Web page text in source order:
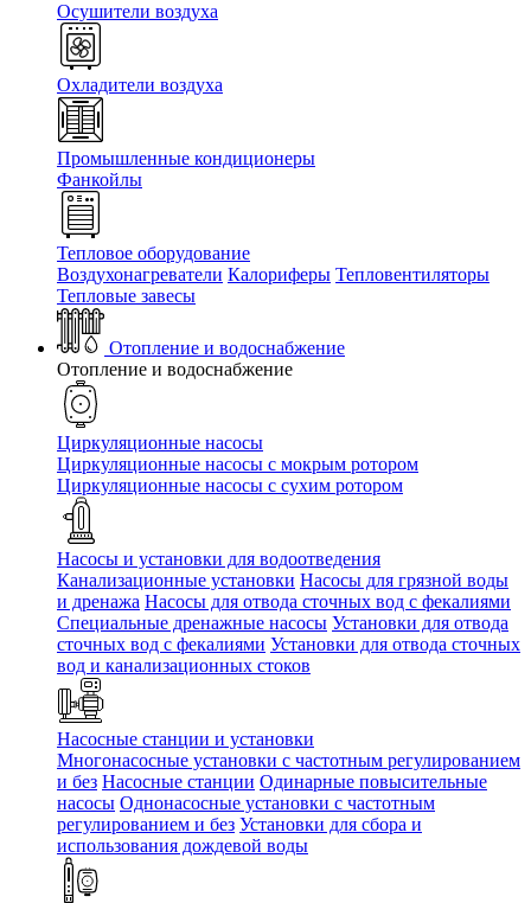
Осушители воздуха
Охладители воздуха
Промышленные кондиционеры
Фанкойлы
Тепловое оборудование
Воздухонагреватели Калориферы Тепловентиляторы
Тепловые завесы
Отопление и водоснабжение
Отопление и водоснабжение
Циркуляционные насосы
Циркуляционные насосы с мокрым ротором
Циркуляционные насосы с сухим ротором
Насосы и установки для водоотведения
Канализационные установки Насосы для грязной воды
и дренажа Насосы для отвода сточных вод c фекалиями
Специальные дренажные насосы Установки для отвода
сточных вод c фекалиями Установки для отвода сточных
вод и канализационных стоков
Насосные станции и установки
Многонасосные установки с частотным регулированием
и без Насосные станции Одинарные повысительные
насосы Однонасосные установки с частотным
регулированием и без Установки для сбора и
использования дождевой воды